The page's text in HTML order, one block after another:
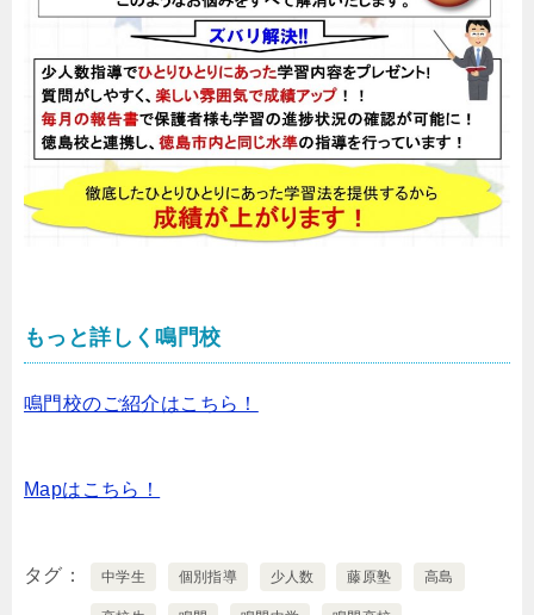
もっと詳しく鳴門校
鳴門校のご紹介はこちら！
Mapはこちら！
タグ 中学生 個別指導 少人数 藤原塾 高島